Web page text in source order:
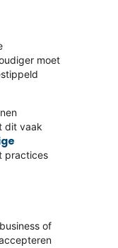
moet
dit vaak
practices
of